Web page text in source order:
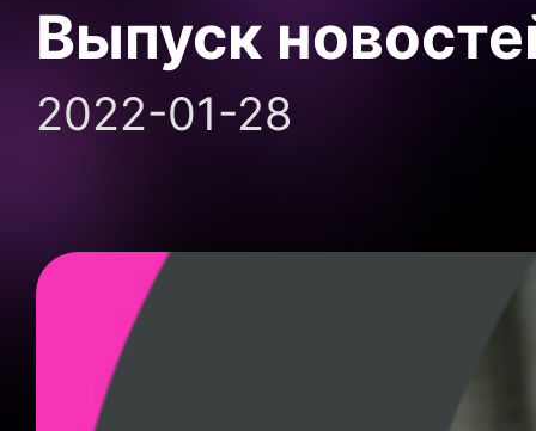
Выпуск
2022-01-28